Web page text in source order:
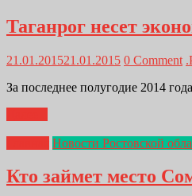
Таганрог несет
21.01.201521.01.2015 0 Comment
За последнее полугодие 2014
Новости Ростовской
Кто займет место